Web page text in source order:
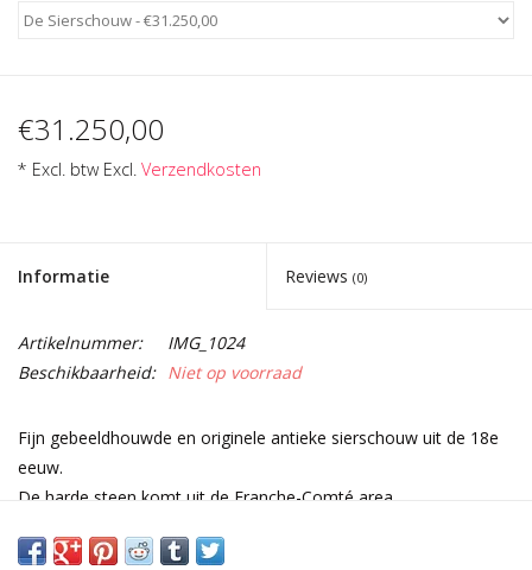
€31.250,00
* Excl. btw Excl. Verzendkosten
Informatie Reviews (0)
Artikelnummer:
IMG_1024
Beschikbaarheid: Niet op voorraad
Fijn gebeeldhouwde en originele antieke sierschouw uit de 18e
eeuw.
De harde steen komt uit de Franche-Comté area.
overvloed.